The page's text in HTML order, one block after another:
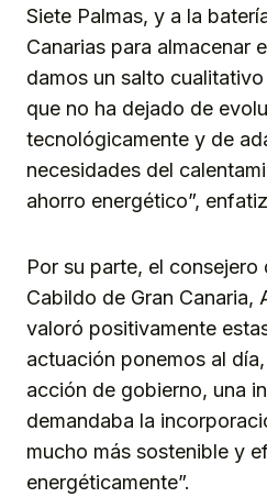
Siete Palmas, y a la
Canarias para almacenar
damos un salto
que no ha dejado de
tecnológicamente y de
necesidades del
ahorro energético”,
Por su parte, el
Cabildo de Gran Canaria,
valoró positivamente
actuación ponemos al
acción de gobierno, una
demandaba la
mucho más sostenible y
energéticamente”.